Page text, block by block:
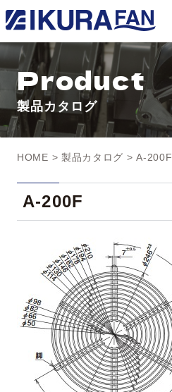
Product
製品カタログ
HOME > 製品カタログ > A-200F
A-200F